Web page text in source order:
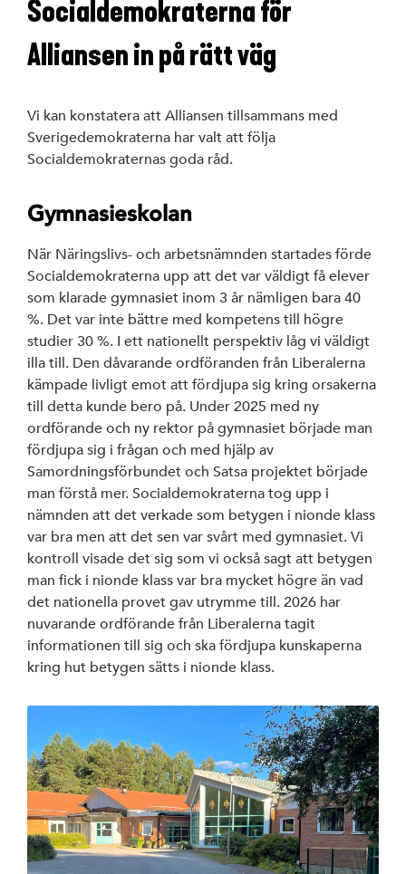
Socialdemokraterna för
Alliansen in på rätt väg
Vi kan konstatera att Alliansen tillsammans med
Sverigedemokraterna har valt att följa
Socialdemokraternas goda råd.
Gymnasieskolan
När Näringslivs- och arbetsnämnden startades förde
Socialdemokraterna upp att det var väldigt få elever
som klarade gymnasiet inom 3 år nämligen bara 40
%. Det var inte bättre med kompetens till högre
studier 30 %. I ett nationellt perspektiv låg vi väldigt
illa till. Den dåvarande ordföranden från Liberalerna
kämpade livligt emot att fördjupa sig kring orsakerna
till detta kunde bero på. Under 2025 med ny
ordförande och ny rektor på gymnasiet började man
fördjupa sig i frågan och med hjälp av
Samordningsförbundet och Satsa projektet började
man förstå mer. Socialdemokraterna tog upp i
nämnden att det verkade som betygen i nionde klass
var bra men att det sen var svårt med gymnasiet. Vi
kontroll visade det sig som vi också sagt att betygen
man fick i nionde klass var bra mycket högre än vad
det nationella provet gav utrymme till. 2026 har
nuvarande ordförande från Liberalerna tagit
informationen till sig och ska fördjupa kunskaperna
kring hut betygen sätts i nionde klass.